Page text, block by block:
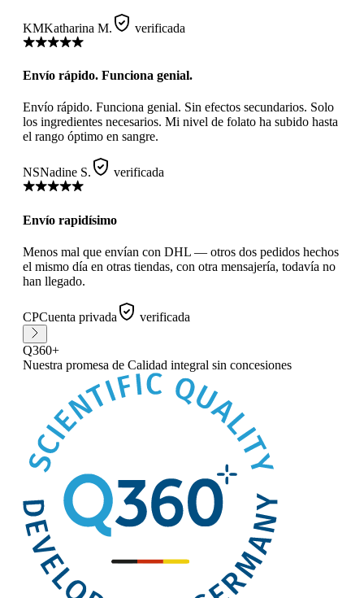
KMKatharina M. verificada
Envío rápido. Funciona genial.
Envío rápido. Funciona genial. Sin efectos secundarios. Solo
los ingredientes necesarios. Mi nivel de folato ha subido hasta
el rango óptimo en sangre.
NSNadine S. verificada
Envío rapidísimo
Menos mal que envían con DHL — otros dos pedidos hechos
el mismo día en otras tiendas, con otra mensajería, todavía no
han llegado.
CPCuenta privada verificada
Q360+
Nuestra promesa de Calidad integral sin concesiones